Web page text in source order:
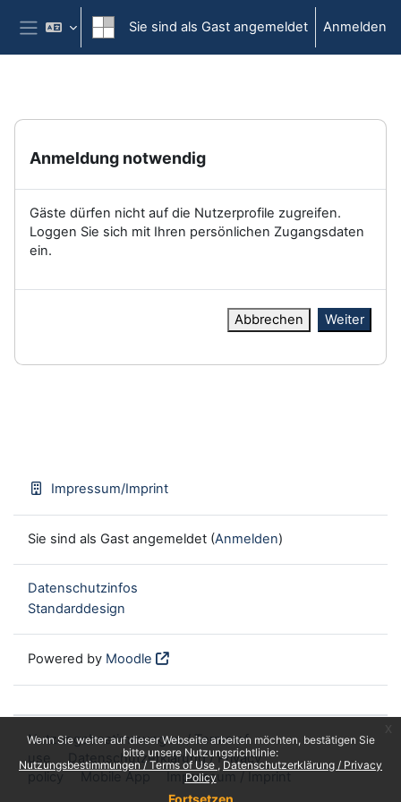
Zum Hauptinhalt
Wenn Sie weiter auf dieser Webseite arbeiten möchten, bestätigen Sie
bitte unsere Nutzungsrichtlinie:
Nutzungsbestimmungen / Terms of Use
Datenschutzerklärung / Privacy
Policy
Fortsetzen
Website-Übersicht
Sie sind als Gast angemeldet Anmelden
Anmeldung notwendig
Gäste dürfen nicht auf die Nutzerprofile zugreifen.
Loggen Sie sich mit Ihren persönlichen Zugangsdaten
ein.
Abbrechen Weiter
Impressum/Imprint
Sie sind als Gast angemeldet (Anmelden)
Datenschutzinfos
Standarddesign
Powered by Moodle
Nutzungsbestimmungen / Terms of
use
Datenschutzerklärung / Privacy
policy
Mobile App Impressum / Imprint